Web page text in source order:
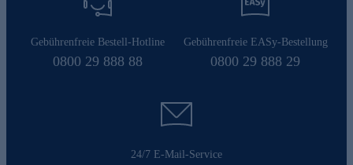
Gebührenfreie Bestell-Hotline
0800 29 888 88
Gebührenfreie EASy-Bestellung
0800 29 888 29
24/7 E-Mail-Service